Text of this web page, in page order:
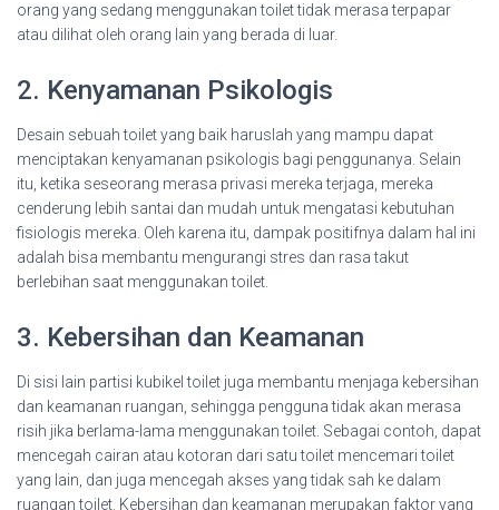
orang yang sedang menggunakan toilet tidak merasa terpapar
atau dilihat oleh orang lain yang berada di luar.
2. Kenyamanan Psikologis
Desain sebuah toilet yang baik haruslah yang mampu dapat
menciptakan kenyamanan psikologis bagi penggunanya. Selain
itu, ketika seseorang merasa privasi mereka terjaga, mereka
cenderung lebih santai dan mudah untuk mengatasi kebutuhan
fisiologis mereka. Oleh karena itu, dampak positifnya dalam hal ini
adalah bisa membantu mengurangi stres dan rasa takut
berlebihan saat menggunakan toilet.
3. Kebersihan dan Keamanan
Di sisi lain partisi kubikel toilet juga membantu menjaga kebersihan
dan keamanan ruangan, sehingga pengguna tidak akan merasa
risih jika berlama-lama menggunakan toilet. Sebagai contoh, dapat
mencegah cairan atau kotoran dari satu toilet mencemari toilet
yang lain, dan juga mencegah akses yang tidak sah ke dalam
ruangan toilet. Kebersihan dan keamanan merupakan faktor yang